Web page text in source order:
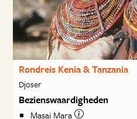
Rondreis Kenia & Tanzania
Djoser
Bezienswaardigheden
Masai Mara